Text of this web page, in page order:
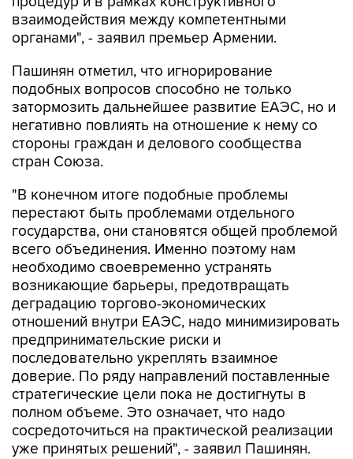
взаимодействия между компетентными
органами", - заявил премьер Армении.
Пашинян отметил, что игнорирование
подобных вопросов способно не только
затормозить дальнейшее развитие ЕАЭС, но и
негативно повлиять на отношение к нему со
стороны граждан и делового сообщества
стран Союза.
"В конечном итоге подобные проблемы
перестают быть проблемами отдельного
государства, они становятся общей проблемой
всего объединения. Именно поэтому нам
необходимо своевременно устранять
возникающие барьеры, предотвращать
деградацию торгово-экономических
отношений внутри ЕАЭС, надо минимизировать
предпринимательские риски и
последовательно укреплять взаимное
доверие. По ряду направлений поставленные
стратегические цели пока не достигнуты в
полном объеме. Это означает, что надо
сосредоточиться на практической реализации
уже принятых решений", - заявил Пашинян.